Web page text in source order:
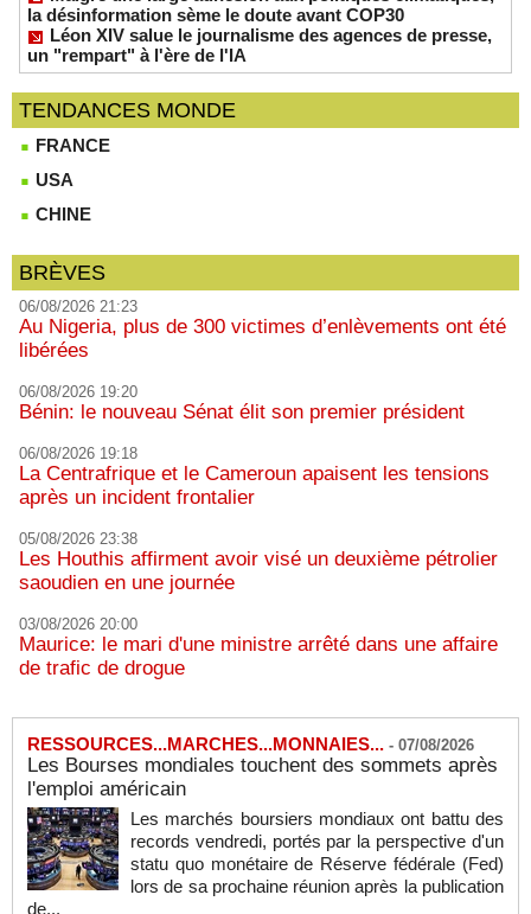
la désinformation sème le doute avant COP30
Léon XIV salue le journalisme des agences de presse,
un "rempart" à l'ère de l'IA
TENDANCES MONDE
FRANCE
USA
CHINE
BRÈVES
06/08/2026 21:23
Au Nigeria, plus de 300 victimes d’enlèvements ont été
libérées
06/08/2026 19:20
Bénin: le nouveau Sénat élit son premier président
06/08/2026 19:18
La Centrafrique et le Cameroun apaisent les tensions
après un incident frontalier
05/08/2026 23:38
Les Houthis affirment avoir visé un deuxième pétrolier
saoudien en une journée
03/08/2026 20:00
Maurice: le mari d'une ministre arrêté dans une affaire
de trafic de drogue
RESSOURCES...MARCHES...MONNAIES... - 07/08/2026
Les Bourses mondiales touchent des sommets après
l'emploi américain
Les marchés boursiers mondiaux ont battu des
records vendredi, portés par la perspective d'un
statu quo monétaire de Réserve fédérale (Fed)
lors de sa prochaine réunion après la publication
de...